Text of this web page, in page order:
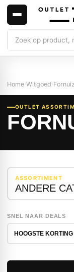
Home Witgoed
OUTLET
ASSORTIMENT
ANDERE
SNEL NAAR DEALS
HOOGSTE KORTING